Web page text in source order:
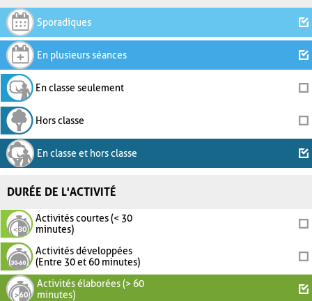
Sporadiques
En plusieurs séances
En classe seulement
Hors classe
En classe et hors classe
DURÉE DE L'ACTIVITÉ
Activités courtes (< 30
minutes)
Activités développées
(Entre 30 et 60 minutes)
Activités élaborées (> 60
minutes)